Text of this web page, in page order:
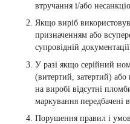
втручання і/або
Якщо виріб
призначенням або
супровідній
У разі якщо серійний
(витертий, затертий) або
на виробі відсутні
маркування передбачені
Порушення правил і умов